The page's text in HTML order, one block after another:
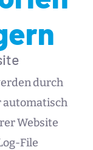
durch
automatisch
Website
File